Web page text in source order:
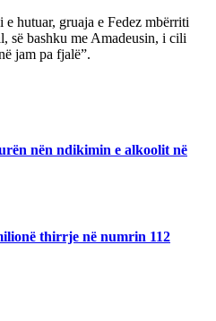
hutuar, gruaja e Fedez mbërriti
së bashku me Amadeusin, i cili
jam pa fjalë”.
nën ndikimin e alkoolit në
thirrje në numrin 112